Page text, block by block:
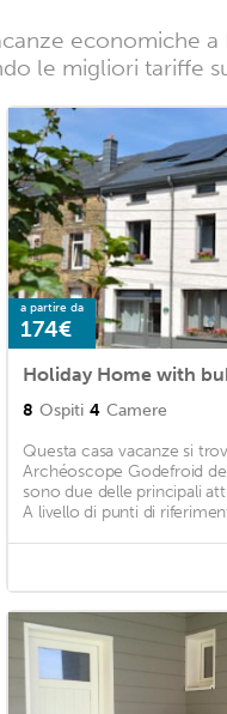
economiche
le migliori tariffe
a partire da
174€
8 Ospiti 4 Camere
Questa casa vacanze si
Archéoscope Godefroid
sono due delle principali
A livello di punti di